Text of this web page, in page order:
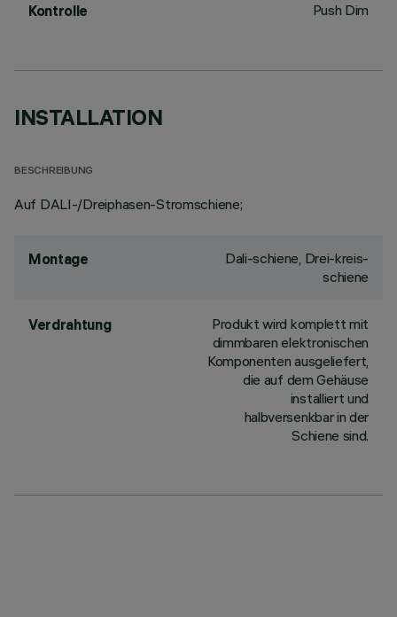
Kontrolle Push Dim
INSTALLATION
BESCHREIBUNG
Auf DALI-/Dreiphasen-Stromschiene;
Montage
Dali-schiene, Drei-kreis-
schiene
Verdrahtung
Produkt wird komplett mit
dimmbaren elektronischen
Komponenten ausgeliefert,
die auf dem Gehäuse
installiert und
halbversenkbar in der
Schiene sind.